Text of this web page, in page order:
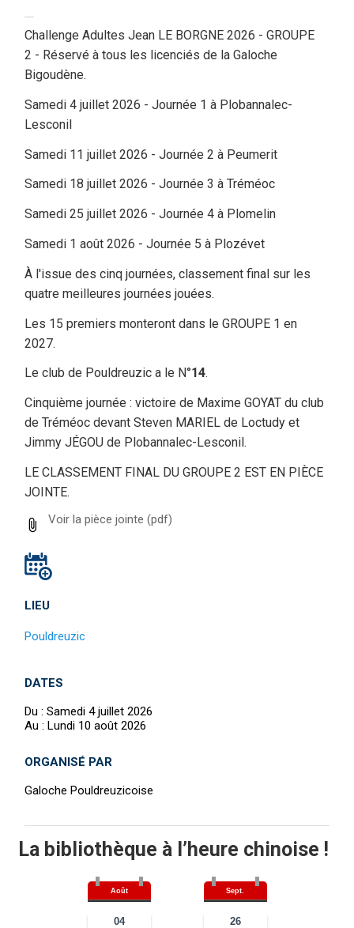
Challenge Adultes Jean LE BORGNE 2026 - GROUPE
2 - Réservé à tous les licenciés de la Galoche
Bigoudène.
Samedi 4 juillet 2026 - Journée 1 à Plobannalec-
Lesconil
Samedi 11 juillet 2026 - Journée 2 à Peumerit
Samedi 18 juillet 2026 - Journée 3 à Tréméoc
Samedi 25 juillet 2026 - Journée 4 à Plomelin
Samedi 1 août 2026 - Journée 5 à Plozévet
À l'issue des cinq journées, classement final sur les
quatre meilleures journées jouées.
Les 15 premiers monteront dans le GROUPE 1 en
2027.
Le club de Pouldreuzic a le N°14.
Cinquième journée : victoire de Maxime GOYAT du club
de Tréméoc devant Steven MARIEL de Loctudy et
Jimmy JÉGOU de Plobannalec-Lesconil.
LE CLASSEMENT FINAL DU GROUPE 2 EST EN PIÈCE
JOINTE.
Voir la pièce jointe (pdf)
LIEU
Pouldreuzic
DATES
Du : Samedi 4 juillet 2026
Au : Lundi 10 août 2026
ORGANISÉ PAR
Galoche Pouldreuzicoise
La bibliothèque à l’heure chinoise !
Août
04
Sept.
26